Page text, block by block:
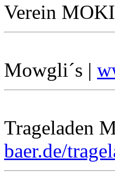
Verein
Mowgli´s |
Trageladen
baer.de/